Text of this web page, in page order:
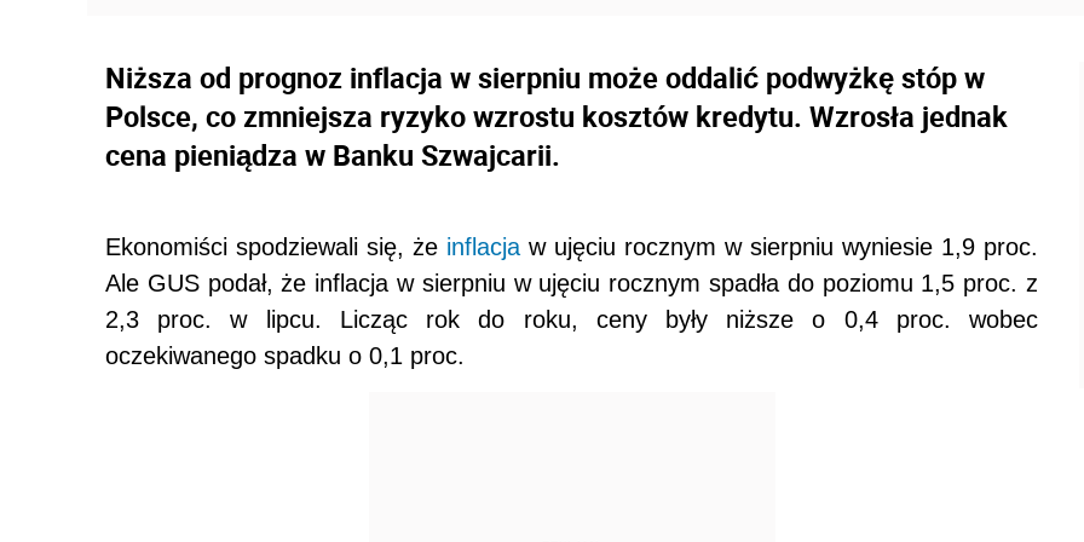
Niższa od prognoz inflacja w sierpniu może oddalić podwyżkę stóp w
Polsce, co zmniejsza ryzyko wzrostu kosztów kredytu. Wzrosła jednak
cena pieniądza w Banku Szwajcarii.
Ekonomiści spodziewali się, że inflacja w ujęciu rocznym w sierpniu wyniesie 1,9 proc.
Ale GUS podał, że inflacja w sierpniu w ujęciu rocznym spadła do poziomu 1,5 proc. z
2,3 proc. w lipcu. Licząc rok do roku, ceny były niższe o 0,4 proc. wobec
oczekiwanego spadku o 0,1 proc.